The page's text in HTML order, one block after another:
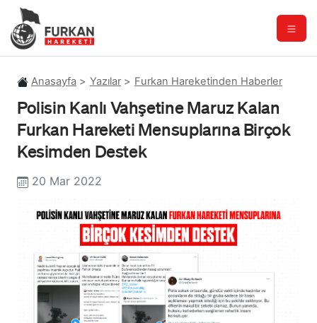
Anasayfa Yazılar Furkan Hareketinden Haberler
Polisin Kanlı Vahşetine Maruz Kalan
Furkan Hareketi Mensuplarına Birçok
Kesimden Destek
20 Mar 2022